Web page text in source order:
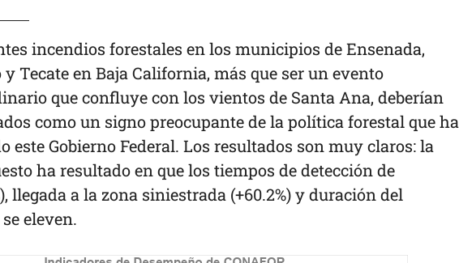
incendios forestales en los municipios de Ensenada,
Tecate en Baja California, más que ser un evento
que confluye con los vientos de Santa Ana, deberían
como un signo preocupante de la política forestal que ha
este Gobierno Federal. Los resultados son muy claros: la
ha resultado en que los tiempos de detección de
llegada a la zona siniestrada (+60.2%) y duración del
eleven.